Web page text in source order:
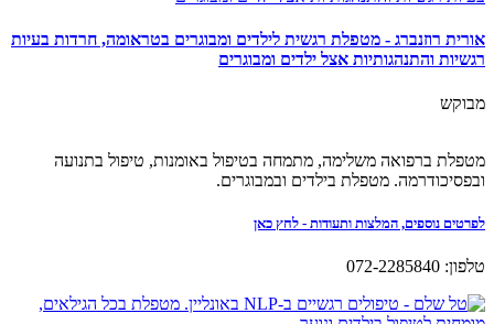
אורית רוזנברג - מטפלת רגשית לילדים ומבוגרים בטראומה, חרדות בעיות
רגשיות והתנהגותיות אצל ילדים ומבוגרים
מבוקש
מטפלת ברפואה משלימה, מתמחה בטיפול באומנות, טיפול בתנועה
ובפסיכודרמה. מטפלת בילדים ובמבוגרים.
לפרטים נוספים, המלצות ותעודות - לחץ כאן
טלפון: 072-2285840